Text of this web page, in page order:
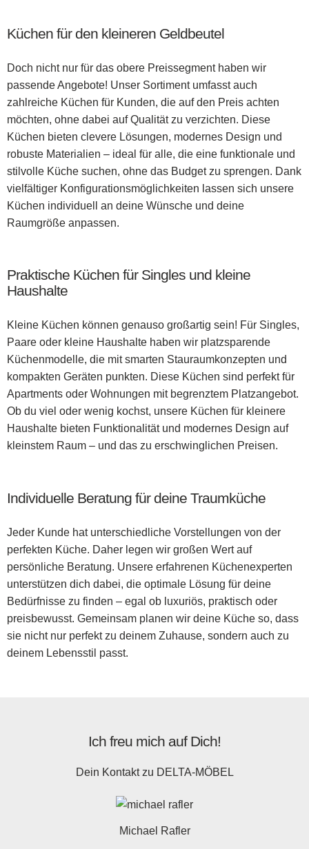
Küchen für den kleineren Geldbeutel
Doch nicht nur für das obere Preissegment haben wir
passende Angebote! Unser Sortiment umfasst auch
zahlreiche Küchen für Kunden, die auf den Preis achten
möchten, ohne dabei auf Qualität zu verzichten. Diese
Küchen bieten clevere Lösungen, modernes Design und
robuste Materialien – ideal für alle, die eine funktionale und
stilvolle Küche suchen, ohne das Budget zu sprengen. Dank
vielfältiger Konfigurationsmöglichkeiten lassen sich unsere
Küchen individuell an deine Wünsche und deine
Raumgröße anpassen.
Praktische Küchen für Singles und kleine
Haushalte
Kleine Küchen können genauso großartig sein! Für Singles,
Paare oder kleine Haushalte haben wir platzsparende
Küchenmodelle, die mit smarten Stauraumkonzepten und
kompakten Geräten punkten. Diese Küchen sind perfekt für
Apartments oder Wohnungen mit begrenztem Platzangebot.
Ob du viel oder wenig kochst, unsere Küchen für kleinere
Haushalte bieten Funktionalität und modernes Design auf
kleinstem Raum – und das zu erschwinglichen Preisen.
Individuelle Beratung für deine Traumküche
Jeder Kunde hat unterschiedliche Vorstellungen von der
perfekten Küche. Daher legen wir großen Wert auf
persönliche Beratung. Unsere erfahrenen Küchenexperten
unterstützen dich dabei, die optimale Lösung für deine
Bedürfnisse zu finden – egal ob luxuriös, praktisch oder
preisbewusst. Gemeinsam planen wir deine Küche so, dass
sie nicht nur perfekt zu deinem Zuhause, sondern auch zu
deinem Lebensstil passt.
Ich freu mich auf Dich!
Dein Kontakt zu DELTA-MÖBEL
Michael Rafler